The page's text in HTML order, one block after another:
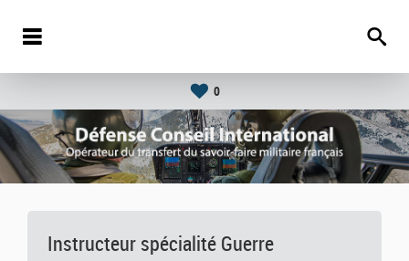
0
Instructeur spécialité Guerre